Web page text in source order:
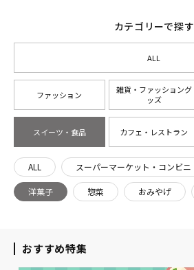
カテゴリーで探す
ALL
ファッション
雑貨・ファッショング
ッズ
スイーツ・食品 カフェ・レストラン
ALL スーパーマーケット・コンビニ
洋菓子 惣菜 おみやげ
おすすめ特集